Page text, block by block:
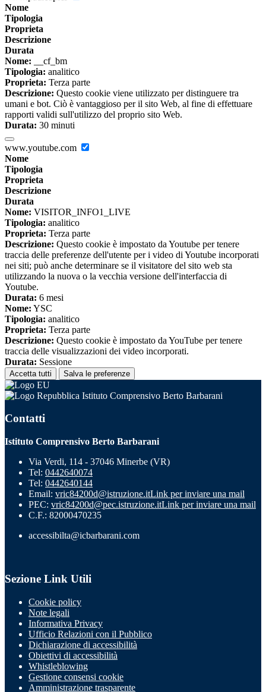
Nome
Tipologia
Proprieta
Descrizione
Durata
Nome: __cf_bm
Tipologia: analitico
Proprieta: Terza parte
Descrizione: Questo cookie viene utilizzato per distinguere tra
umani e bot. Ciò è vantaggioso per il sito Web, al fine di effettuare
rapporti validi sull'utilizzo del proprio sito Web.
Durata: 30 minuti
www.youtube.com
Nome
Tipologia
Proprieta
Descrizione
Durata
Nome: VISITOR_INFO1_LIVE
Tipologia: analitico
Proprieta: Terza parte
Descrizione: Questo cookie è impostato da Youtube per tenere
traccia delle preferenze dell'utente per i video di Youtube incorporati
nei siti; può anche determinare se il visitatore del sito web sta
utilizzando la nuova o la vecchia versione dell'interfaccia di
Youtube.
Durata: 6 mesi
Nome: YSC
Tipologia: analitico
Proprieta: Terza parte
Descrizione: Questo cookie è impostato da YouTube per tenere
traccia delle visualizzazioni dei video incorporati.
Durata: Sessione
Accetta tutti Salva le preferenze
Istituto Comprensivo Berto Barbarani
Contatti
Istituto Comprensivo Berto Barbarani
Via Verdi, 114 - 37046 Minerbe (VR)
Tel: 0442640074
Tel: 0442640144
Email: vric84200d@istruzione.itLink per inviare una mail
PEC: vric84200d@pec.istruzione.itLink per inviare una mail
C.F.: 82000470235
accessibilta@icbarbarani.com
Sezione Link Utili
Cookie policy
Note legali
Informativa Privacy
Ufficio Relazioni con il Pubblico
Dichiarazione di accessibilità
Obiettivi di accessibilità
Whistleblowing
Gestione consensi cookie
Amministrazione trasparente